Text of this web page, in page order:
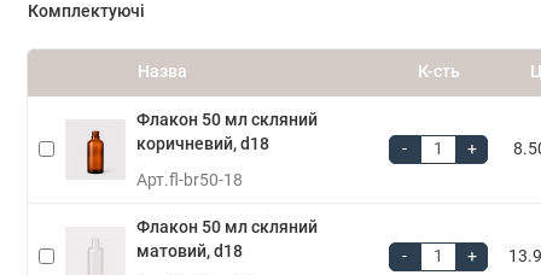
Комплектуючі
Назва К-сть
Флакон 50 мл скляний
коричневий, d18
Арт.fl-br50-18
- +
Флакон 50 мл скляний
матовий, d18
- +